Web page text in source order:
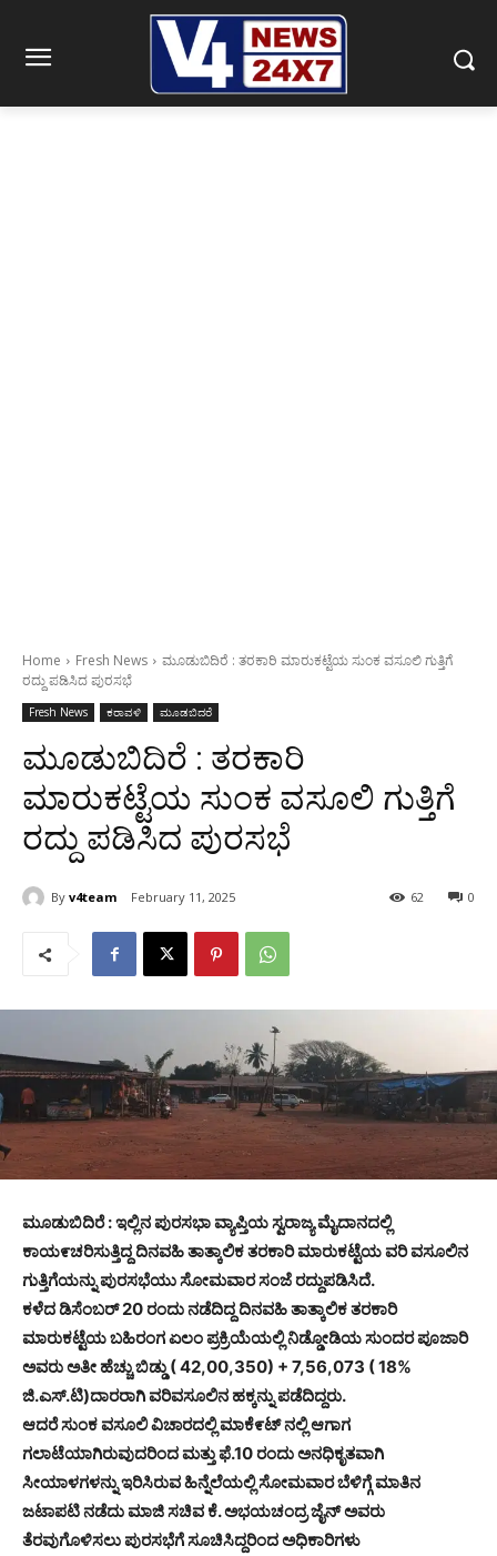
Home Fresh News
ಮೂಡುಬಿದಿರೆ : ತರಕಾರಿ ಮಾರುಕಟ್ಟೆಯ ಸುಂಕ ವಸೂಲಿ ಗುತ್ತಿಗೆ
ರದ್ದು ಪಡಿಸಿದ ಪುರಸಭೆ
Fresh News ಕರಾವಳಿ ಮೂಡಬಿದರೆ
ಮೂಡುಬಿದಿರೆ : ತರಕಾರಿ
ಮಾರುಕಟ್ಟೆಯ ಸುಂಕ ವಸೂಲಿ ಗುತ್ತಿಗೆ
ರದ್ದು ಪಡಿಸಿದ ಪುರಸಭೆ
By v4team February 11, 2025 0
62
ಮೂಡುಬಿದಿರೆ : ಇಲ್ಲಿನ ಪುರಸಭಾ ವ್ಯಾಪ್ತಿಯ ಸ್ವರಾಜ್ಯ ಮೈದಾನದಲ್ಲಿ
ಕಾಯ೯ಚರಿಸುತ್ತಿದ್ದ ದಿನವಹಿ ತಾತ್ಕಾಲಿಕ ತರಕಾರಿ ಮಾರುಕಟ್ಟೆಯ ವರಿ ವಸೂಲಿನ
ಗುತ್ತಿಗೆಯನ್ನು ಪುರಸಭೆಯು ಸೋಮವಾರ ಸಂಜೆ ರದ್ದುಪಡಿಸಿದೆ.
ಕಳೆದ ಡಿಸೆಂಬರ್ 20 ರಂದು ನಡೆದಿದ್ದ ದಿನವಹಿ ತಾತ್ಕಾಲಿಕ ತರಕಾರಿ
ಮಾರುಕಟ್ಟೆಯ ಬಹಿರಂಗ ಏಲಂ ಪ್ರಕ್ರಿಯೆಯಲ್ಲಿ ನಿಡ್ಡೋಡಿಯ ಸುಂದರ ಪೂಜಾರಿ
ಅವರು ಅತೀ ಹೆಚ್ಚು ಬಿಡ್ಡು ( 42,00,350) + 7,56,073 ( 18%
ಜಿ.ಎಸ್.ಟಿ)ದಾರರಾಗಿ ವರಿವಸೂಲಿನ ಹಕ್ಕನ್ನು ಪಡೆದಿದ್ದರು.
ಆದರೆ ಸುಂಕ ವಸೂಲಿ ವಿಚಾರದಲ್ಲಿ ಮಾಕೆ೯ಟ್ ನಲ್ಲಿ ಆಗಾಗ
ಗಲಾಟೆಯಾಗಿರುವುದರಿಂದ ಮತ್ತು ಫೆ.10 ರಂದು ಅನಧಿಕೃತವಾಗಿ
ಸೀಯಾಳಗಳನ್ನು ಇರಿಸಿರುವ ಹಿನ್ನೆಲೆಯಲ್ಲಿ ಸೋಮವಾರ ಬೆಳಿಗ್ಗೆ ಮಾತಿನ
ಜಟಾಪಟಿ ನಡೆದು ಮಾಜಿ ಸಚಿವ ಕೆ. ಅಭಯಚಂದ್ರ ಜೈನ್ ಅವರು
ತೆರವುಗೊಳಿಸಲು ಪುರಸಭೆಗೆ ಸೂಚಿಸಿದ್ದರಿಂದ ಅಧಿಕಾರಿಗಳು